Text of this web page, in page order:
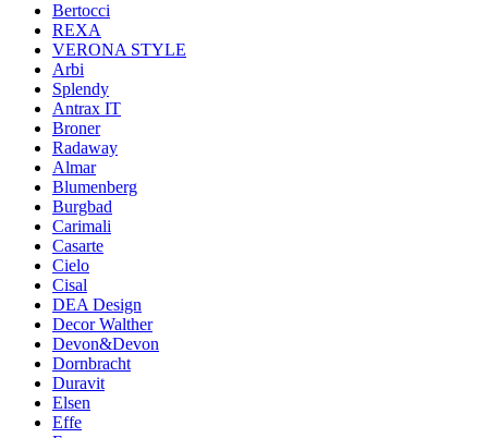
Bertocci
REXA
VERONA STYLE
Arbi
Splendy
Antrax IT
Broner
Radaway
Almar
Blumenberg
Burgbad
Carimali
Casarte
Cielo
Cisal
DEA Design
Decor Walther
Devon&Devon
Dornbracht
Duravit
Elsen
Effe